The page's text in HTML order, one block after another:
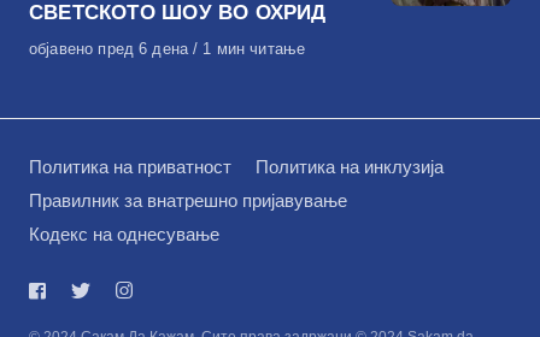
СВЕТСКОТО ШОУ ВО ОХРИД
Објавено
објавено пред 6 дена 1 мин читање
Политика на приватност
Политика на инклузија
Правилник за внатрешно пријавување
Кодекс на однесување